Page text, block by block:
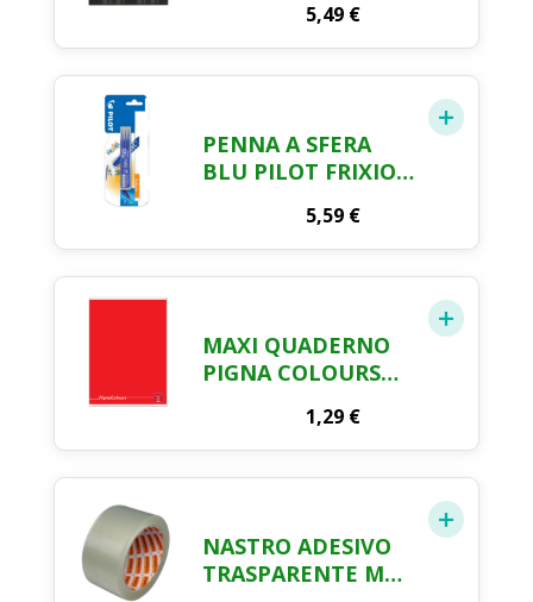
5,49 €
PENNA A SFERA
BLU PILOT FRIXION
5,59 €
MAXI QUADERNO
PIGNA COLOURS
1,29 €
NASTRO ADESIVO
TRASPARENTE MM.